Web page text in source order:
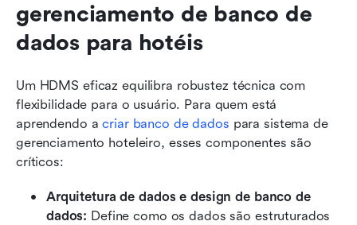
gerenciamento de banco de
dados para hotéis
Um HDMS eficaz equilibra robustez técnica com
flexibilidade para o usuário. Para quem está
aprendendo a criar banco de dados para sistema de
gerenciamento hoteleiro, esses componentes são
críticos:
Arquitetura de dados e design de banco de
dados: Define como os dados são estruturados